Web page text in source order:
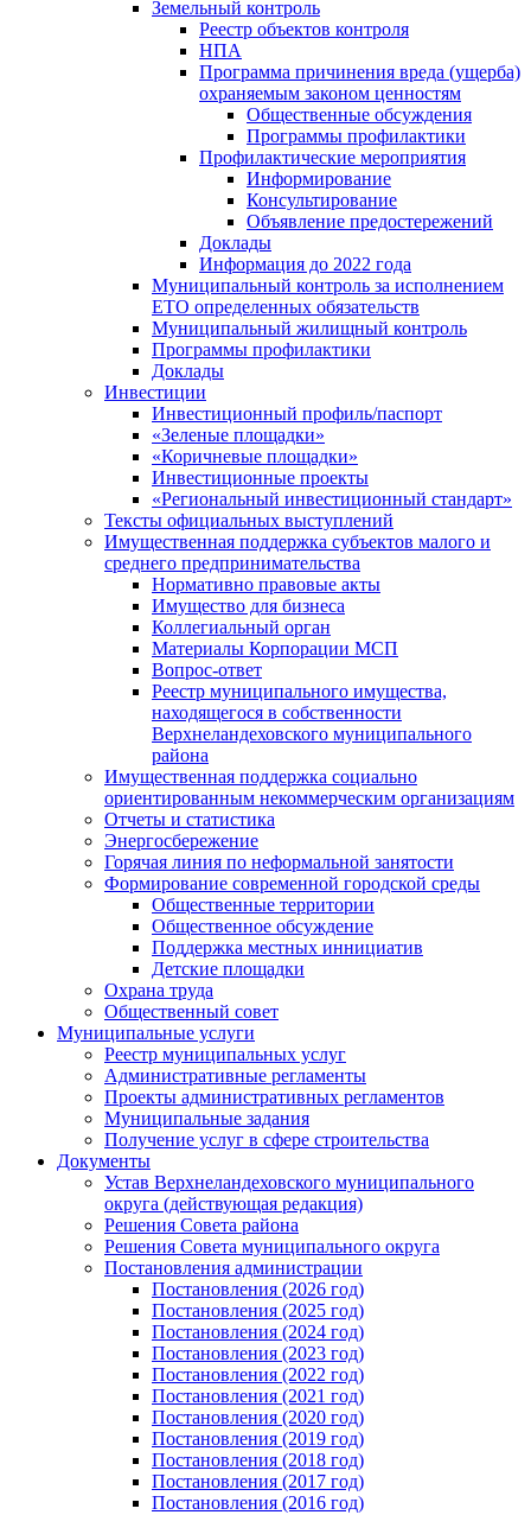
Земельный контроль
Реестр объектов контроля
НПА
Программа причинения вреда (ущерба)
охраняемым законом ценностям
Общественные обсуждения
Программы профилактики
Профилактические мероприятия
Информирование
Консультирование
Объявление предостережений
Доклады
Информация до 2022 года
Муниципальный контроль за исполнением
ЕТО определенных обязательств
Муниципальный жилищный контроль
Программы профилактики
Доклады
Инвестиции
Инвестиционный профиль/паспорт
«Зеленые площадки»
«Коричневые площадки»
Инвестиционные проекты
«Региональный инвестиционный стандарт»
Тексты официальных выступлений
Имущественная поддержка субъектов малого и
среднего предпринимательства
Нормативно правовые акты
Имущество для бизнеса
Коллегиальный орган
Материалы Корпорации МСП
Вопрос-ответ
Реестр муниципального имущества,
находящегося в собственности
Верхнеландеховского муниципального
района
Имущественная поддержка социально
ориентированным некоммерческим организациям
Отчеты и статистика
Энергосбережение
Горячая линия по неформальной занятости
Формирование современной городской среды
Общественные территории
Общественное обсуждение
Поддержка местных иннициатив
Детские площадки
Охрана труда
Общественный совет
Муниципальные услуги
Реестр муниципальных услуг
Административные регламенты
Проекты административных регламентов
Муниципальные задания
Получение услуг в сфере строительства
Документы
Устав Верхнеландеховского муниципального
округа (действующая редакция)
Решения Совета района
Решения Совета муниципального округа
Постановления администрации
Постановления (2026 год)
Постановления (2025 год)
Постановления (2024 год)
Постановления (2023 год)
Постановления (2022 год)
Постановления (2021 год)
Постановления (2020 год)
Постановления (2019 год)
Постановления (2018 год)
Постановления (2017 год)
Постановления (2016 год)